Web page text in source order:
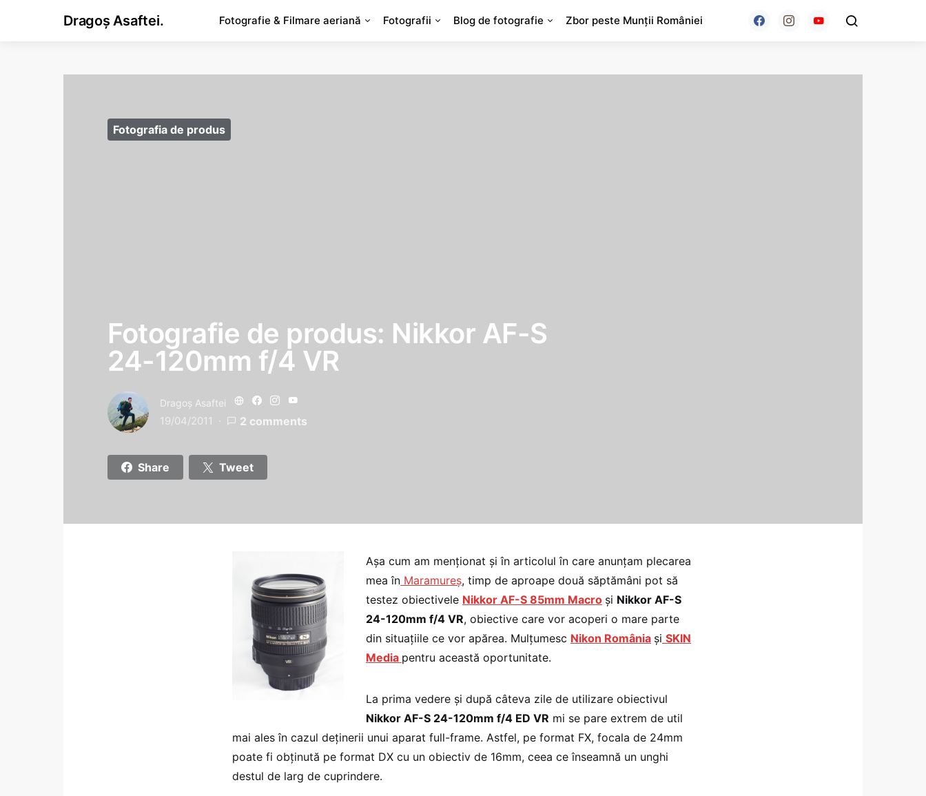
Dragoș Asaftei. Fotografie & Filmare aeriană Fotografii Blog de fotografie Zbor peste Munții României
Fotografia de produs
Fotografie de produs: Nikkor AF-S
24-120mm f/4 VR
Dragoş Asaftei
19/04/2011 2 comments
Share Tweet
Așa cum am menționat și în articolul în care anunțam plecarea
mea în Maramureș, timp de aproape două săptămâni pot să
testez obiectivele Nikkor AF-S 85mm Macro și Nikkor AF-S
24-120mm f/4 VR, obiective care vor acoperi o mare parte
din situațiile ce vor apărea. Mulțumesc Nikon România și SKIN
Media pentru această oportunitate.
La prima vedere și după câteva zile de utilizare obiectivul
Nikkor AF-S 24-120mm f/4 ED VR mi se pare extrem de util
mai ales în cazul deținerii unui aparat full-frame. Astfel, pe format FX, focala de 24mm
poate fi obținută pe format DX cu un obiectiv de 16mm, ceea ce înseamnă un unghi
destul de larg de cuprindere.